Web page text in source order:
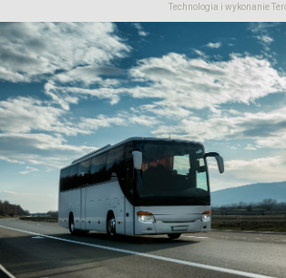
Technologia i wykonanie